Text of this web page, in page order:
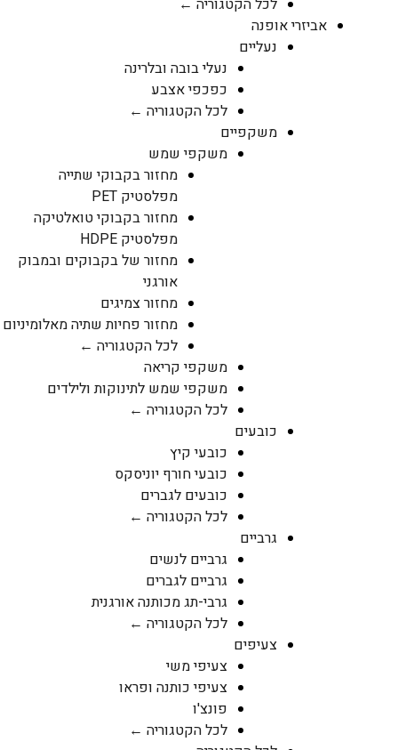
אביזרי אופנה
נעליים
נעלי בובה ובלרינה
כפכפי אצבע
לכל הקטגוריה ←
משקפיים
משקפי שמש
מחזור בקבוקי שתייה
מפלסטיק PET
מחזור בקבוקי טואלטיקה
מפלסטיק HDPE
מחזור של בקבוקים ובמבוק
אורגני
מחזור צמיגים
מחזור פחיות שתיה מאלומיניום
לכל הקטגוריה ←
משקפי קריאה
משקפי שמש לתינוקות ולילדים
לכל הקטגוריה ←
כובעים
כובעי קיץ
כובעי חורף יוניסקס
כובעים לגברים
לכל הקטגוריה ←
גרביים
גרביים לנשים
גרביים לגברים
גרבי-תג מכותנה אורגנית
לכל הקטגוריה ←
צעיפים
צעיפי משי
צעיפי כותנה ופראו
פונצ'ו
לכל הקטגוריה ←